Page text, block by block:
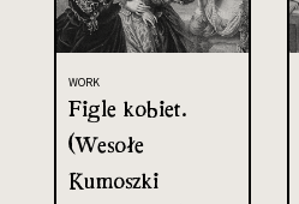
WORK
Figle kobiet.
(Wesołe
Kumoszki